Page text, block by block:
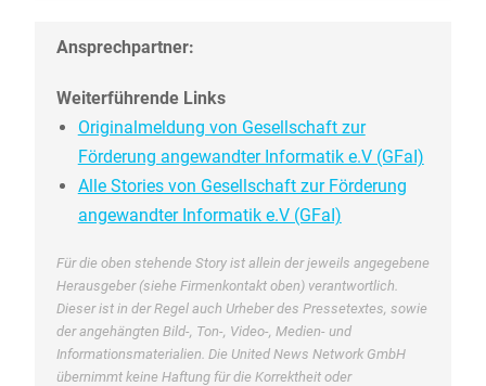
Ansprechpartner:
Weiterführende Links
Originalmeldung von Gesellschaft zur
Förderung angewandter Informatik e.V (GFaI)
Alle Stories von Gesellschaft zur Förderung
angewandter Informatik e.V (GFaI)
Für die oben stehende Story ist allein der jeweils angegebene
Herausgeber (siehe Firmenkontakt oben) verantwortlich.
Dieser ist in der Regel auch Urheber des Pressetextes, sowie
der angehängten Bild-, Ton-, Video-, Medien- und
Informationsmaterialien. Die United News Network GmbH
übernimmt keine Haftung für die Korrektheit oder